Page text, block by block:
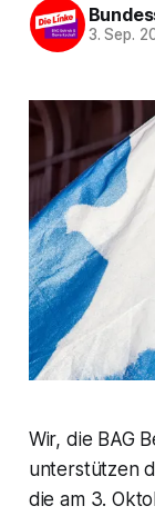
3. Sep.
Wir, die BAG
unterstützen
die am 3.